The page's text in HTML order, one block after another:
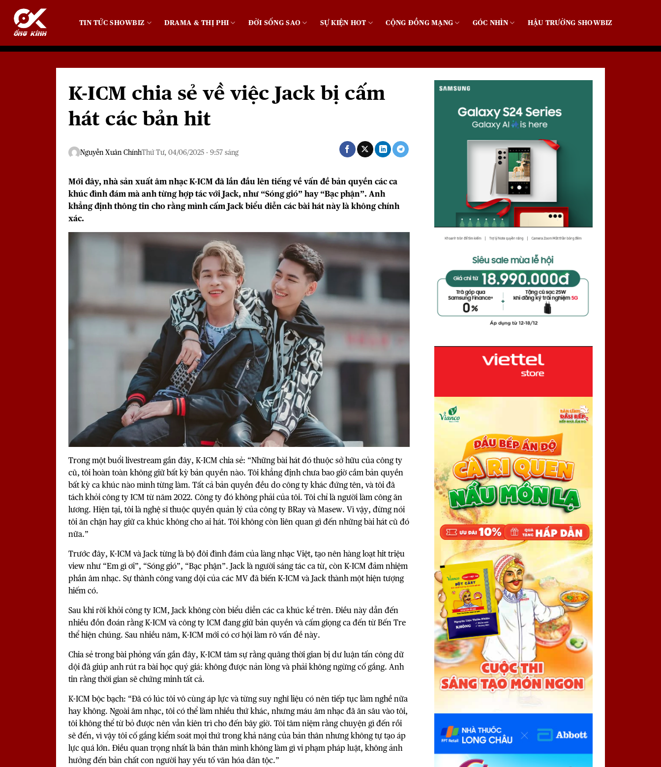
TIN TỨC SHOWBIZ DRAMA & THỊ PHI ĐỜI SỐNG SAO SỰ KIỆN HOT CỘNG ĐỒNG MẠNG GÓC NHÌN HẬU TRƯỜNG SHOWBIZ
K-ICM chia sẻ về việc Jack bị cấm
hát các bản hit
Nguyễn Xuân ChínhThứ Tư, 04/06/2025 - 9:57 sáng
Mới đây, nhà sản xuất âm nhạc K-ICM đã lần đầu lên tiếng về vấn đề bản quyền các ca
khúc đình đám mà anh từng hợp tác với Jack, như “Sóng gió” hay “Bạc phận”. Anh
khẳng định thông tin cho rằng mình cấm Jack biểu diễn các bài hát này là không chính
xác.
Trong một buổi livestream gần đây, K-ICM chia sẻ: “Những bài hát đó thuộc sở hữu của công ty
cũ, tôi hoàn toàn không giữ bất kỳ bản quyền nào. Tôi khẳng định chưa bao giờ cầm bản quyền
bất kỳ ca khúc nào mình từng làm. Tất cả bản quyền đều do công ty khác đứng tên, và tôi đã
tách khỏi công ty ICM từ năm 2022. Công ty đó không phải của tôi. Tôi chỉ là người làm công ăn
lương. Hiện tại, tôi là nghệ sĩ thuộc quyền quản lý của công ty BRay và Masew. Vì vậy, đừng nói
tôi ăn chặn hay giữ ca khúc không cho ai hát. Tôi không còn liên quan gì đến những bài hát cũ đó
nữa.”
Trước đây, K-ICM và Jack từng là bộ đôi đình đám của làng nhạc Việt, tạo nên hàng loạt hit triệu
view như “Em gì ơi”, “Sóng gió”, “Bạc phận”.Jacklà người sáng tác ca từ, còn K-ICM đảm nhiệm
phần âm nhạc. Sự thành công vang dội của các MV đã biến K-ICM và Jack thành một hiện tượng
hiếm có.
Sau khi rời khỏi công ty ICM, Jack không còn biểu diễn các ca khúc kể trên. Điều này dẫn đến
nhiều đồn đoán rằng K-ICM và công ty ICM đang giữ bản quyền và cấm giọng ca đến từ Bến Tre
thể hiện chúng. Sau nhiều năm, K-ICM mới có cơ hội làm rõ vấn đề này.
Chia sẻ trong bài phỏng vấn gần đây, K-ICM tâm sự rằng quãng thời gian bị dư luận tấn công dữ
dội đã giúp anh rút ra bài học quý giá: không được nản lòng và phải không ngừng cố gắng. Anh
tin rằng thời gian sẽ chứng minh tất cả.
K-ICM bộc bạch: “Đã có lúc tôi vô cùng áp lực và từng suy nghĩ liệu có nên tiếp tục làm nghề nữa
hay không. Ngoài âm nhạc, tôi có thể làm nhiều thứ khác, nhưng máu âm nhạc đã ăn sâu vào tôi,
tôi không thể từ bỏ được nên vẫn kiên trì cho đến bây giờ. Tôi tâm niệm rằng chuyện gì đến rồi
sẽ đến, vì vậy tôi cố gắng kiểm soát mọi thứ trong khả năng của bản thân nhưng không tự tạo áp
lực quá lớn. Điều quan trọng nhất là bản thân mình không làm gì vi phạm pháp luật, không ảnh
hưởng đến bản chất con người hay yếu tố văn hóa dân tộc.”